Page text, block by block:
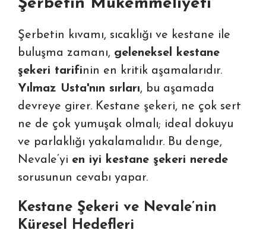
Şerbetin Mükemmeliyeti
Şerbetin kıvamı, sıcaklığı ve kestane ile
buluşma zamanı, geleneksel kestane
şekeri tarifinin en kritik aşamalarıdır.
Yılmaz Usta'nın sırları, bu aşamada
devreye girer. Kestane şekeri, ne çok sert
ne de çok yumuşak olmalı; ideal dokuyu
ve parlaklığı yakalamalıdır. Bu denge,
Nevale’yi en iyi kestane şekeri nerede
sorusunun cevabı yapar.
Kestane Şekeri ve Nevale’nin
Küresel Hedefleri